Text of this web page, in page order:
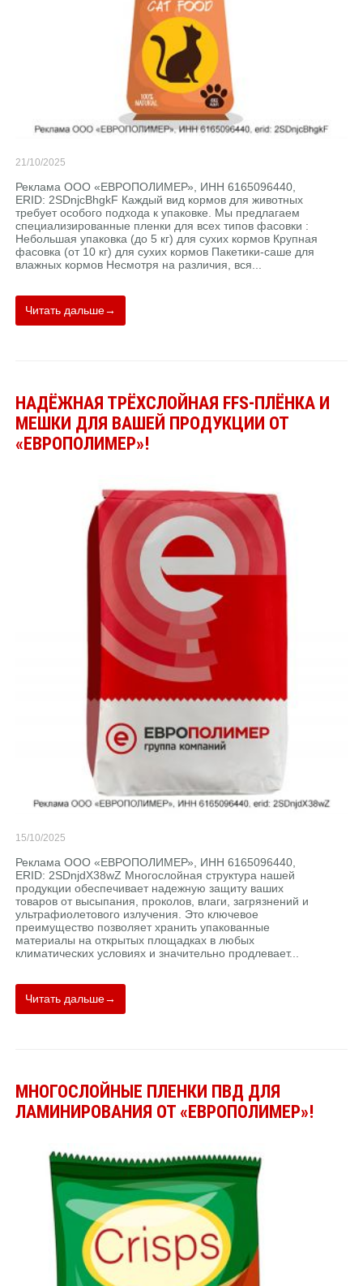
21/10/2025
Реклама ООО «ЕВРОПОЛИМЕР», ИНН 6165096440,
ERID: 2SDnjcBhgkF Каждый вид кормов для животных
требует особого подхода к упаковке. Мы предлагаем
специализированные пленки для всех типов фасовки :
Небольшая упаковка (до 5 кг) для сухих кормов Крупная
фасовка (от 10 кг) для сухих кормов Пакетики-саше для
влажных кормов Несмотря на различия, вся...
Читать дальше→
НАДЁЖНАЯ ТРЁХСЛОЙНАЯ FFS-ПЛЁНКА И
МЕШКИ ДЛЯ ВАШЕЙ ПРОДУКЦИИ ОТ
«ЕВРОПОЛИМЕР»!
15/10/2025
Реклама ООО «ЕВРОПОЛИМЕР», ИНН 6165096440,
ERID: 2SDnjdX38wZ Многослойная структура нашей
продукции обеспечивает надежную защиту ваших
товаров от высыпания, проколов, влаги, загрязнений и
ультрафиолетового излучения. Это ключевое
преимущество позволяет хранить упакованные
материалы на открытых площадках в любых
климатических условиях и значительно продлевает...
Читать дальше→
МНОГОСЛОЙНЫЕ ПЛЕНКИ ПВД ДЛЯ
ЛАМИНИРОВАНИЯ ОТ «ЕВРОПОЛИМЕР»!